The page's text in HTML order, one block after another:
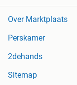
Over Marktplaats
Perskamer
2dehands
Sitemap